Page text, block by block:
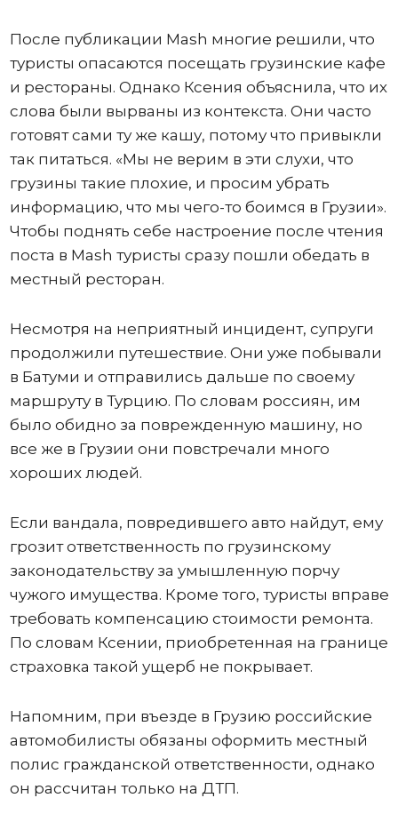
После публикации Mash многие решили, что
туристы опасаются посещать грузинские кафе
и рестораны. Однако Ксения объяснила, что их
слова были вырваны из контекста. Они часто
готовят сами ту же кашу, потому что привыкли
так питаться. «Мы не верим в эти слухи, что
грузины такие плохие, и просим убрать
информацию, что мы чего-то боимся в Грузии».
Чтобы поднять себе настроение после чтения
поста в Mash туристы сразу пошли обедать в
местный ресторан.
Несмотря на неприятный инцидент, супруги
продолжили путешествие. Они уже побывали
в Батуми и отправились дальше по своему
маршруту в Турцию. По словам россиян, им
было обидно за поврежденную машину, но
все же в Грузии они повстречали много
хороших людей.
Если вандала, повредившего авто найдут, ему
грозит ответственность по грузинскому
законодательству за умышленную порчу
чужого имущества. Кроме того, туристы вправе
требовать компенсацию стоимости ремонта.
По словам Ксении, приобретенная на границе
страховка такой ущерб не покрывает.
Напомним, при въезде в Грузию российские
автомобилисты обязаны оформить местный
полис гражданской ответственности, однако
он рассчитан только на ДТП.